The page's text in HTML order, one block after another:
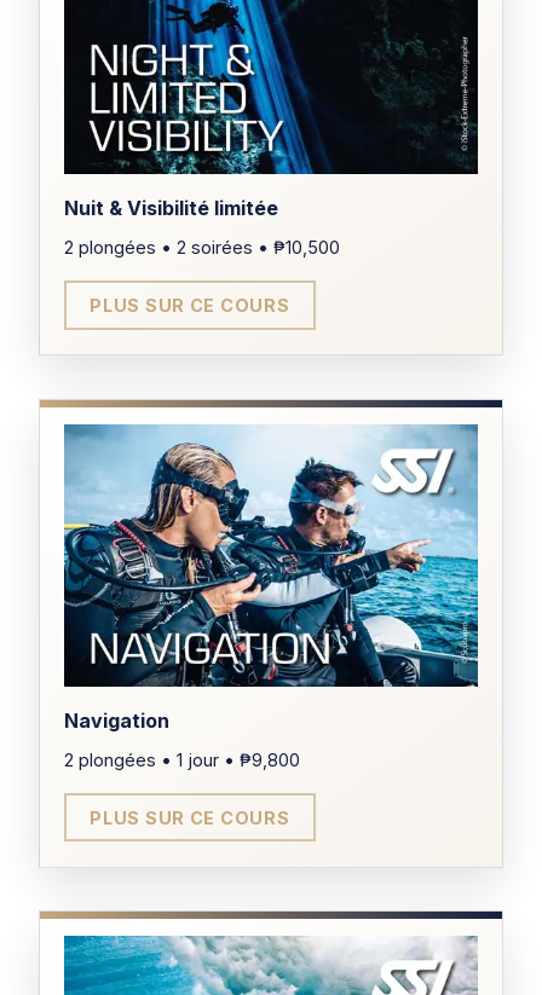
Open Water Diver
CERTIFICATION
Spécialité Perfect Buoyancy
TARIF
₱9,800
DURÉE
ÂGE MINIMUM
10 ans
PRÉREQUIS
Open Water Diver
CERTIFICATION
₱12,000
Nuit & Visibilité limitée
2 plongées • 2 soirées • ₱10,500
DURÉE
2 soirées
PRÉREQUIS
CERTIFICATION
Spécialité Night and Limited
PLUS SUR CE COURS
Navigation
2 plongées • 1 jour • ₱9,800
PLUS SUR CE COURS